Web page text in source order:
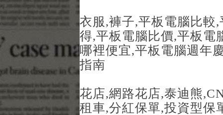
衣服,褲子,平板電腦比較
得,平板電腦比價,平板電
哪裡便宜,平板電腦週年
指南
花店,網路花店,泰迪熊
租車,分紅保單,投資型保